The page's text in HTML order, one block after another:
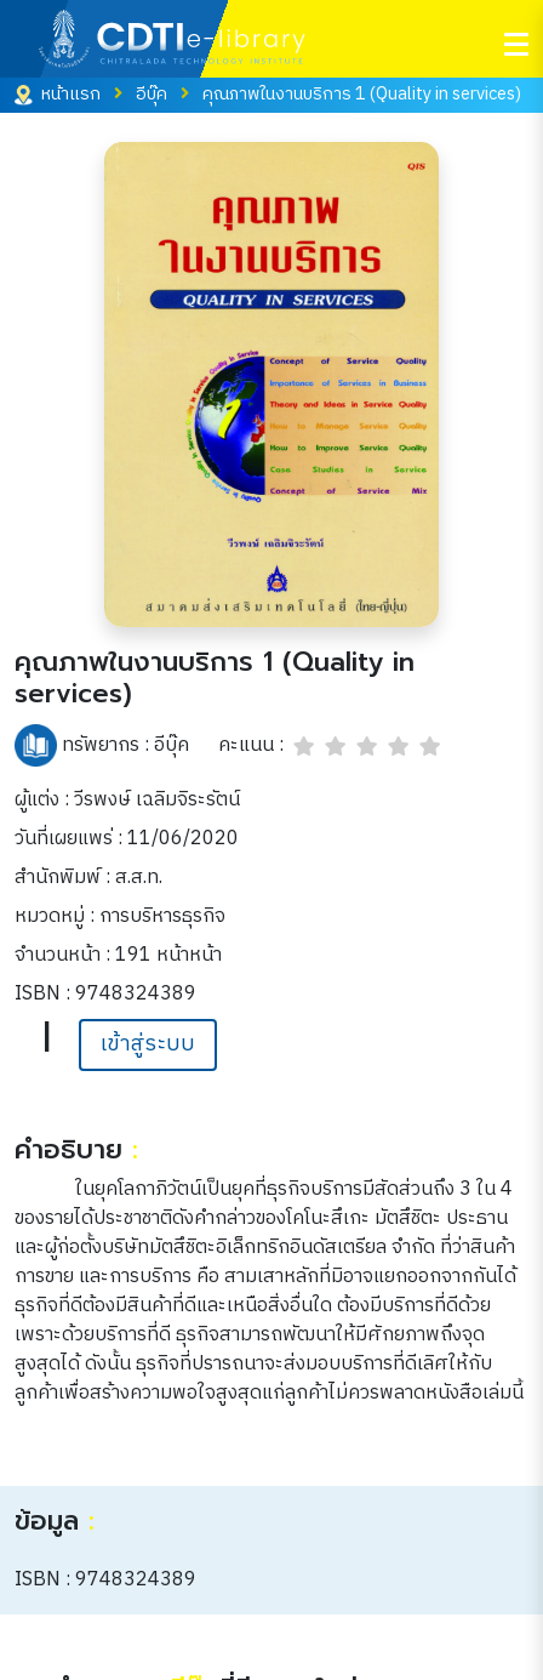
หน้าแรก อีบุ๊ค คุณภาพในงานบริการ 1 (Quality in services)
คุณภาพในงานบริการ 1 (Quality in
services)
ทรัพยากร :อีบุ๊ค
คะแนน :
ผู้แต่ง : วีรพงษ์ เฉลิมจิระรัตน์
วันที่เผยแพร่ : 11/06/2020
สำนักพิมพ์ : ส.ส.ท.
หมวดหมู่ : การบริหารธุรกิจ
จำนวนหน้า : 191 หน้าหน้า
ISBN : 9748324389
| เข้าสู่ระบบ
คำอธิบาย :
ในยุคโลกาภิวัตน์เป็นยุคที่ธุรกิจบริการมีสัดส่วนถึง 3 ใน 4
ของรายได้ประชาชาติดังคำกล่าวของโคโนะสึเกะ มัตสึชิตะ ประธาน
และผู้ก่อตั้งบริษัทมัตสึชิตะอิเล็กทริกอินดัสเตรียล จำกัด ที่ว่าสินค้า
การขาย และการบริการ คือ สามเสาหลักที่มิอาจแยกออกจากกันได้
ธุรกิจที่ดีต้องมีสินค้าที่ดีและเหนือสิ่งอื่นใด ต้องมีบริการที่ดีด้วย
เพราะด้วยบริการที่ดี ธุรกิจสามารถพัฒนาให้มีศักยภาพถึงจุด
สูงสุดได้ ดังนั้น ธุรกิจที่ปรารถนาจะส่งมอบบริการที่ดีเลิศให้กับ
ลูกค้าเพื่อสร้างความพอใจสูงสุดแก่ลูกค้าไม่ควรพลาดหนังสือเล่มนี้
ข้อมูล :
ISBN : 9748324389